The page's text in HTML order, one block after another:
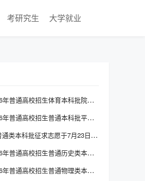
考研究生 大学就业
山西省2026年普通高校招生体育本科批院校专业组投档最低分
黑龙江2026年普通高校招生普通本科批平行志愿投档分数线发布
江苏2026普通类本科批征求志愿于7月23日上午9:00至下午3:00填报
江苏省2026年普通高校招生普通历史类本科批次征求志愿计划
江苏省2026年普通高校招生普通物理类本科批次征求志愿计划